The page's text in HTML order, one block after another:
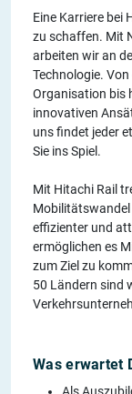
Eine Karriere bei
zu schaffen. Mit
arbeiten wir an
Technologie.
Organisation bis
innovativen
uns findet jeder
Sie ins Spiel.
Mit Hitachi Rail
Mobilitätswandel
effizienter und
ermöglichen es
zum Ziel zu
50 Ländern sind
Was erwartet
Als